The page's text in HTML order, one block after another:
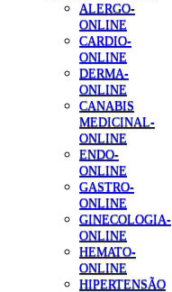
ALERGO-
ONLINE
CARDIO-
ONLINE
DERMA-
ONLINE
CANABIS
MEDICINAL-
ONLINE
ENDO-
ONLINE
GASTRO-
ONLINE
GINECOLOGIA-
ONLINE
HEMATO-
ONLINE
HIPERTENSÃO